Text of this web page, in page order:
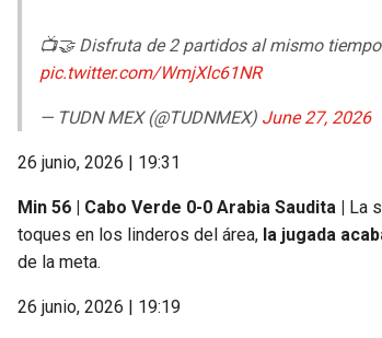
📺🤝 Disfruta de 2 partidos al mismo
pic.twitter.com/WmjXlc61NR
— TUDN MEX (@TUDNMEX) June 27, 2026
26 junio, 2026 | 19:31
Min 56 | Cabo Verde 0-0 Arabia Saudita | La
toques en los linderos del área, la jugada
de la meta.
26 junio, 2026 | 19:19